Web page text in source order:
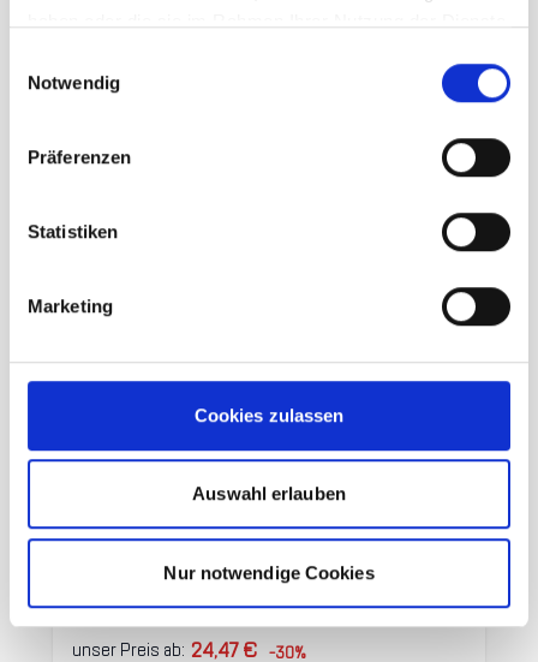
Notwendig
Präferenzen
Statistiken
Marketing
Cookies zulassen
Auswahl erlauben
Nur notwendige Cookies
UVP34,95 €
unser Preis ab: 24,47 € -30%